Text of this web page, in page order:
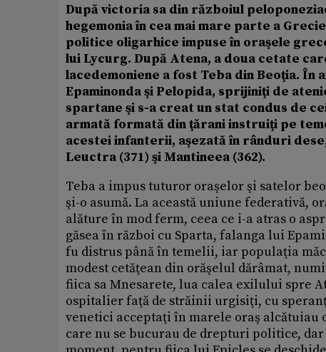
După victoria sa din războiul
hegemonia în cea mai mare parte a
politice oligarhice impuse în oraşele
lui Lycurg. După Atena, a doua cetate
lacedemoniene a fost Teba din Beoţia. În
Epaminonda şi Pelopida, sprijiniţi de
spartane şi s-a creat un stat condus de
armată formată din ţărani instruiţi pe
acestei infanterii, aşezată în rânduri
Leuctra (371) şi Mantineea (362).
Teba a impus tuturor oraşelor şi satelor
şi-o asumă. La această uniune federativă,
alăture în mod ferm, ceea ce i-a atras o
găsea în război cu Sparta, falanga lui
fu distrus până în temelii, iar populaţia
modest cetăţean din orăşelul dărâmat,
fiica sa Mnesarete, lua calea exilului spre
ospitalier faţă de străinii urgisiţi, cu
venetici acceptaţi în marele oraş
care nu se bucurau de drepturi politice,